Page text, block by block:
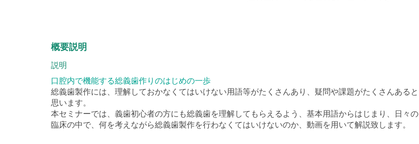
概要説明
説明
口腔内で機能する総義歯作りのはじめの一歩
総義歯製作には、理解しておかなくてはいけない用語等がたくさんあり、疑問や課題がたくさんあると
思います。
本セミナーでは、義歯初心者の方にも総義歯を理解してもらえるよう、基本用語からはじまり、日々の
臨床の中で、何を考えながら総義歯製作を行わなくてはいけないのか、動画を用いて解説致します。